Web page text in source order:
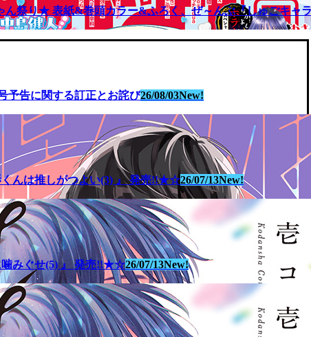
ん祭り★ 表紙&巻頭カラー&ふろく、ぜ～んぶ『しゅごキャ
予告に関する訂正とお詫び26/08/03New!
んは推しがつよい(3) 』 発売!!★☆26/07/13New!
みぐせ(5) 』 発売!!★☆26/07/13New!